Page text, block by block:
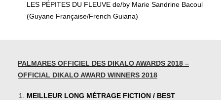
LES PÉPITES DU FLEUVE de/by Marie Sandrine Bacoul
(Guyane Française/French Guiana)
PALMARES OFFICIEL DES DIKALO AWARDS 2018 –
OFFICIAL DIKALO AWARD WINNERS 2018
MEILLEUR LONG MÉTRAGE FICTION / BEST